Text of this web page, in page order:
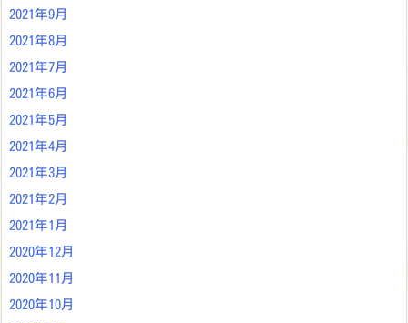
2021年9月
2021年8月
2021年7月
2021年6月
2021年5月
2021年4月
2021年3月
2021年2月
2021年1月
2020年12月
2020年11月
2020年10月